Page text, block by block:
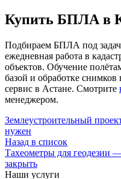
Купить БПЛА в
Подбираем БПЛА под
ежедневная работа в
объектов. Обучение
базой и обработке снимков
сервис в Астане. Смотрите
менеджером.
Землеустроительный
нужен
Назад в список
Тахеометры для геодезии
закрыть
Наши услуги